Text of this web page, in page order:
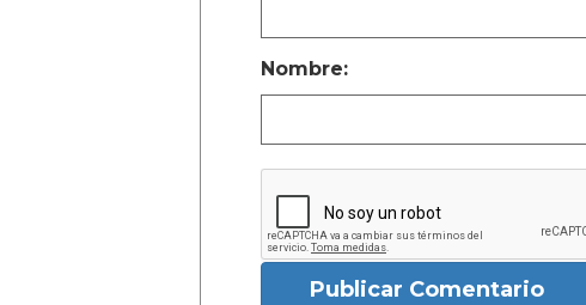
Nombre:
Publicar Comentario